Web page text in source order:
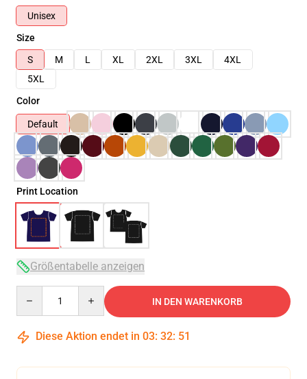
Unisex
Size
S
M L XL 2XL 3XL
4XL
5XL
Color
Default
Print Location
Größentabelle anzeigen
IN DEN WARENKORB
Diese Aktion endet in 03: 32: 50